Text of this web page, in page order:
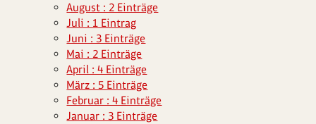
August : 2 Einträge
Juli : 1 Eintrag
Juni : 3 Einträge
Mai : 2 Einträge
April : 4 Einträge
März : 5 Einträge
Februar : 4 Einträge
Januar : 3 Einträge